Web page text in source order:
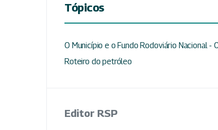
Tópicos
O Município e o Fundo Rodoviário Nacional -
Roteiro do petróleo
Editor RSP